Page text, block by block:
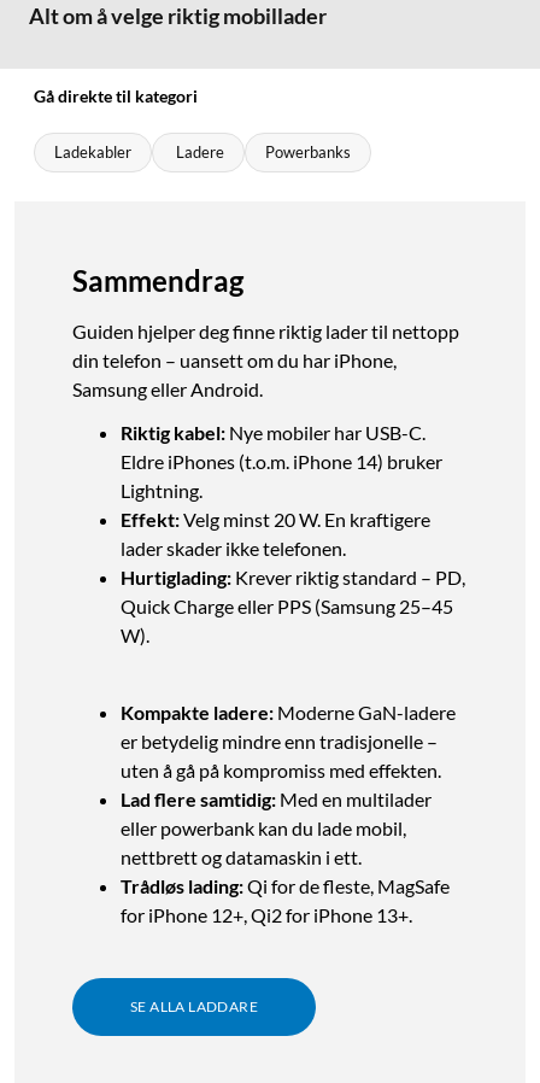
Alt om å velge riktig mobillader
Gå direkte til kategori
Ladekabler Ladere Powerbanks
Sammendrag
Guiden hjelper deg finne riktig lader til nettopp
din telefon – uansett om du har iPhone,
Samsung eller Android.
Riktig kabel: Nye mobiler har USB-C.
Eldre iPhones (t.o.m. iPhone 14) bruker
Lightning.
Effekt:Velg minst 20 W. En kraftigere
lader skader ikke telefonen.
Hurtiglading: Krever riktig standard – PD,
Quick Charge eller PPS (Samsung 25–45
W).
Kompakte ladere: Moderne GaN-ladere
er betydelig mindre enn tradisjonelle –
uten å gå på kompromiss med effekten.
Lad flere samtidig: Med en multilader
eller powerbank kan du lade mobil,
nettbrett og datamaskin i ett.
Trådløs lading:Qi for de fleste, MagSafe
for iPhone 12+, Qi2 for iPhone 13+.
SE ALLA LADDARE